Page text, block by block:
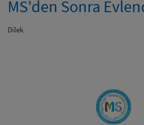
MS'den Sonra
Dilek